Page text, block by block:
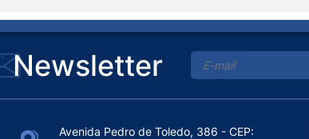
Newsletter
Avenida Pedro de Toledo, 386 - CEP: